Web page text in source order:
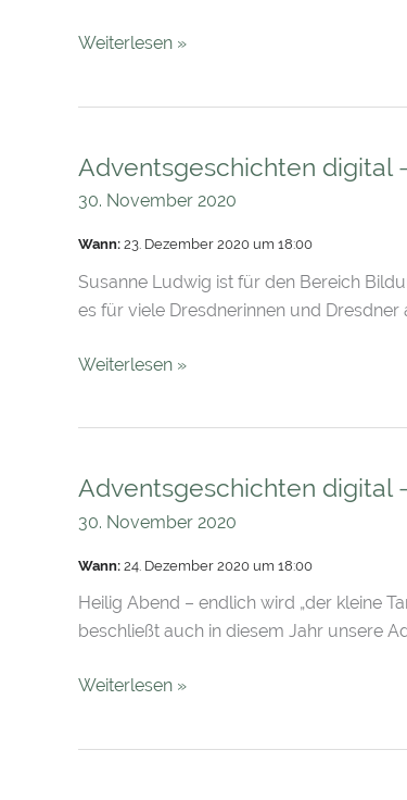
Weiterlesen »
Adventsgeschichten digital
30. November 2020
Wann: 23. Dezember 2020 um 18:00
Susanne Ludwig ist für den Bereich
es für viele Dresdnerinnen und
Adventsgeschichten
digital
Susanne
Ludwig
Weiterlesen »
Adventsgeschichten digital
30. November 2020
Wann: 24. Dezember 2020 um 18:00
Heilig Abend – endlich wird „der kleine
beschließt auch in diesem Jahr unsere
Adventsgeschichten
digital
Uta
Bresan
Weiterlesen »